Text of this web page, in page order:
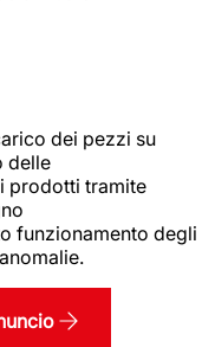
dei pezzi su
delle
prodotti tramite
funzionamento degli